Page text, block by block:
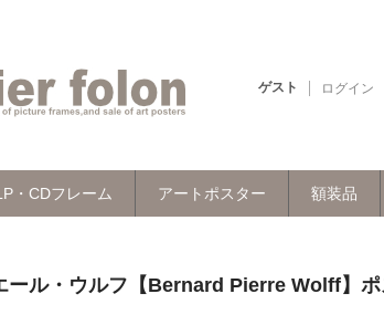
ゲスト ログイン
・CDフレーム アートポスター 額装品
ール・ウルフ【Bernard Pierre Wolff】